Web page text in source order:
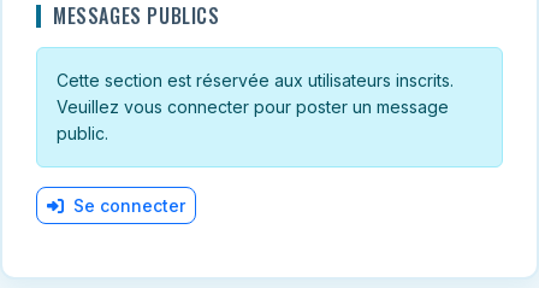
MESSAGES PUBLICS
Cette section est réservée aux utilisateurs inscrits.
Veuillez vous connecter pour poster un message
public.
Se connecter